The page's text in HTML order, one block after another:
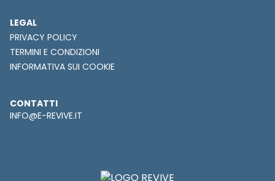
LEGAL
PRIVACY POLICY
TERMINI E CONDIZIONI
INFORMATIVA SUI COOKIE
CONTATTI
INFO@E-REVIVE.IT